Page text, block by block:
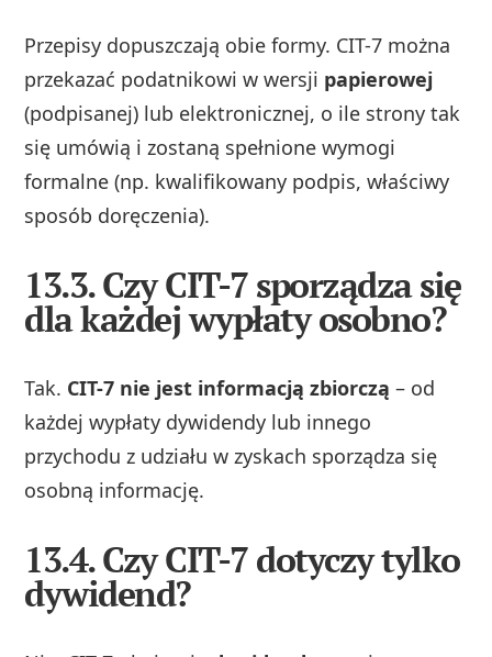
Przepisy dopuszczają obie formy. CIT-7 można
przekazać podatnikowi w wersji papierowej
(podpisanej) lub elektronicznej, o ile strony tak
się umówią i zostaną spełnione wymogi
formalne (np. kwalifikowany podpis, właściwy
sposób doręczenia).
13.3. Czy CIT-7 sporządza się
dla każdej wypłaty osobno?
Tak. CIT-7 nie jest informacją zbiorczą – od
każdej wypłaty dywidendy lub innego
przychodu z udziału w zyskach sporządza się
osobną informację.
13.4. Czy CIT-7 dotyczy tylko
dywidend?